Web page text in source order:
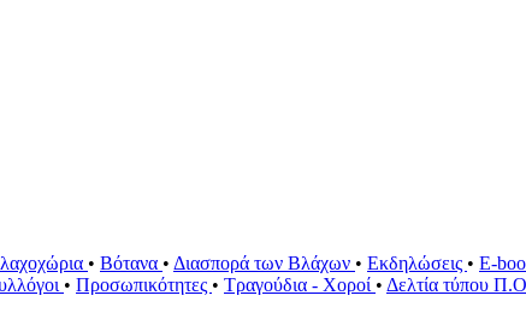
• Βότανα • Διασπορά των Βλάχων • Εκδηλώσεις • E-
• Προσωπικότητες • Τραγούδια - Χοροί • Δελτία τύπου